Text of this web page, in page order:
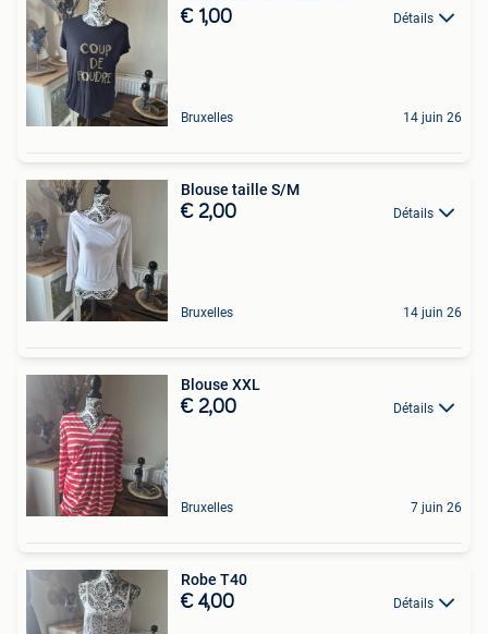
€ 1,00 Détails
Bruxelles 14 juin 26
Blouse taille S/M
€ 2,00 Détails
Bruxelles 14 juin 26
Blouse XXL
€ 2,00 Détails
Bruxelles 7 juin 26
Robe T40
€ 4,00 Détails